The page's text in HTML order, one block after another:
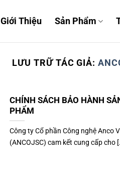
Giới Thiệu Sản Phẩm
LƯU TRỮ TÁC GIẢ:
CHÍNH SÁCH BẢO HÀNH
PHẨM
Công ty Cổ phần Công nghệ Anco
(ANCOJSC) cam kết cung cấp cho